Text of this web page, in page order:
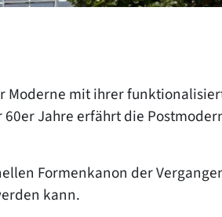
Moderne mit ihrer
Jahre erfährt die
Formenkanon der
kann.